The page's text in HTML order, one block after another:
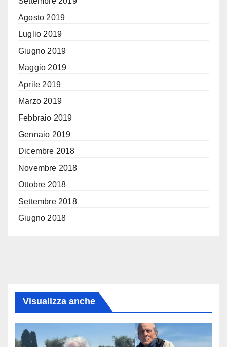
Agosto 2019
Luglio 2019
Giugno 2019
Maggio 2019
Aprile 2019
Marzo 2019
Febbraio 2019
Gennaio 2019
Dicembre 2018
Novembre 2018
Ottobre 2018
Settembre 2018
Giugno 2018
Visualizza anche